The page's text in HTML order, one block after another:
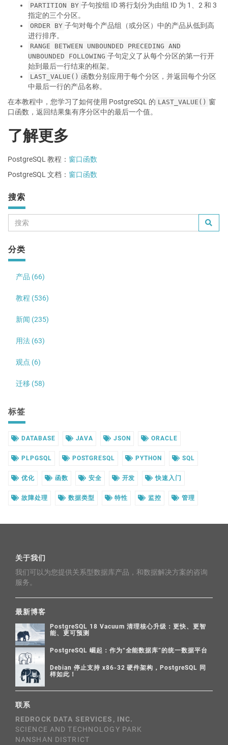
PARTITION BY 子句按组 ID 将行划分为由组 ID 为 1、2 和 3
指定的三个分区。
ORDER BY 子句对每个产品组（或分区）中的产品从低到高
进行排序。
RANGE BETWEEN UNBOUNDED PRECEDING AND
UNBOUNDED FOLLOWING 子句定义了从每个分区的第一行开
始到最后一行结束的框架。
LAST_VALUE() 函数分别应用于每个分区，并返回每个分区
中最后一行的产品名称。
在本教程中，您学习了如何使用 PostgreSQL 的 LAST_VALUE() 窗
口函数，返回结果集有序分区中的最后一个值。
了解更多
PostgreSQL 教程： 窗口函数
PostgreSQL 文档： 窗口函数
搜索
分类
产品 (66)
教程 (536)
新闻 (235)
用法 (63)
观点 (6)
迁移 (58)
标签
DATABASE JAVA JSON ORACLE
PLPGSQL POSTGRESQL PYTHON SQL
优化 函数 安全 开发 快速入门
故障处理 数据类型 特性 监控 管理
关于我们
我们可以为您提供关系型数据库产品，和数据解决方案的咨询
服务。
最新博客
PostgreSQL 18 Vacuum 清理核心升级：更快、更智
能、更可预测
PostgreSQL 崛起：作为“全能数据库”的统一数据平台
Debian 停止支持 x86-32 硬件架构，PostgreSQL 同
样如此！
联系
REDROCK DATA SERVICES, INC.
SCIENCE AND TECHNOLOGY PARK
NANSHAN DISTRICT